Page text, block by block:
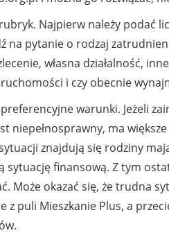
Najpierw należy podać
na pytanie o rodzaj
własna działalność,
i czy obecnie
warunki. Jeżeli
niepełnosprawny, ma
znajdują się rodziny
finansową. Z tym
Może okazać się, że trudna
z puli Mieszkanie Plus, a